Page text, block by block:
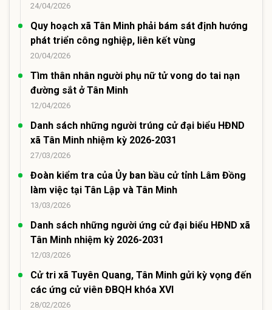
24/04/2026
Quy hoạch xã Tân Minh phải bám sát định hướng
phát triển công nghiệp, liên kết vùng
20/04/2026
Tìm thân nhân người phụ nữ tử vong do tai nạn
đường sắt ở Tân Minh
12/04/2026
Danh sách những người trúng cử đại biểu HĐND
xã Tân Minh nhiệm kỳ 2026-2031
27/03/2026
Đoàn kiểm tra của Ủy ban bầu cử tỉnh Lâm Đồng
làm việc tại Tân Lập và Tân Minh
13/03/2026
Danh sách những người ứng cử đại biểu HĐND xã
Tân Minh nhiệm kỳ 2026-2031
12/03/2026
Cử tri xã Tuyên Quang, Tân Minh gửi kỳ vọng đến
các ứng cử viên ĐBQH khóa XVI
28/02/2026